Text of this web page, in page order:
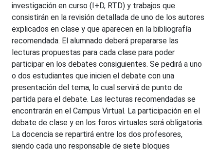
investigación en curso (I+D, RTD) y trabajos que
consistirán en la revisión detallada de uno de los autores
explicados en clase y que aparecen en la bibliografía
recomendada. El alumnado deberá prepararse las
lecturas propuestas para cada clase para poder
participar en los debates consiguientes. Se pedirá a uno
o dos estudiantes que inicien el debate con una
presentación del tema, lo cual servirá de punto de
partida para el debate. Las lecturas recomendadas se
encontrarán en el Campus Virtual. La participación en el
debate de clase y en los foros virtuales será obligatoria.
La docencia se repartirá entre los dos profesores,
siendo cada uno responsable de siete bloques